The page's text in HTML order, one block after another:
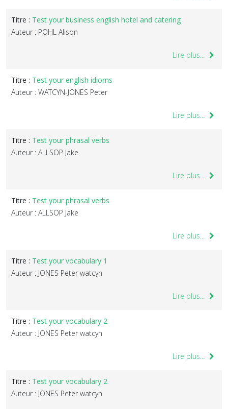
Titre : Test your business english hotel and catering
Auteur : POHL Alison
Lire plus...
Titre : Test your english idioms
Auteur : WATCYN-JONES Peter
Lire plus...
Titre : Test your phrasal verbs
Auteur : ALLSOP Jake
Lire plus...
Titre : Test your phrasal verbs
Auteur : ALLSOP Jake
Lire plus...
Titre : Test your vocabulary 1
Auteur : JONES Peter watcyn
Lire plus...
Titre : Test your vocabulary 2
Auteur : JONES Peter watcyn
Lire plus...
Titre : Test your vocabulary 2
Auteur : JONES Peter watcyn